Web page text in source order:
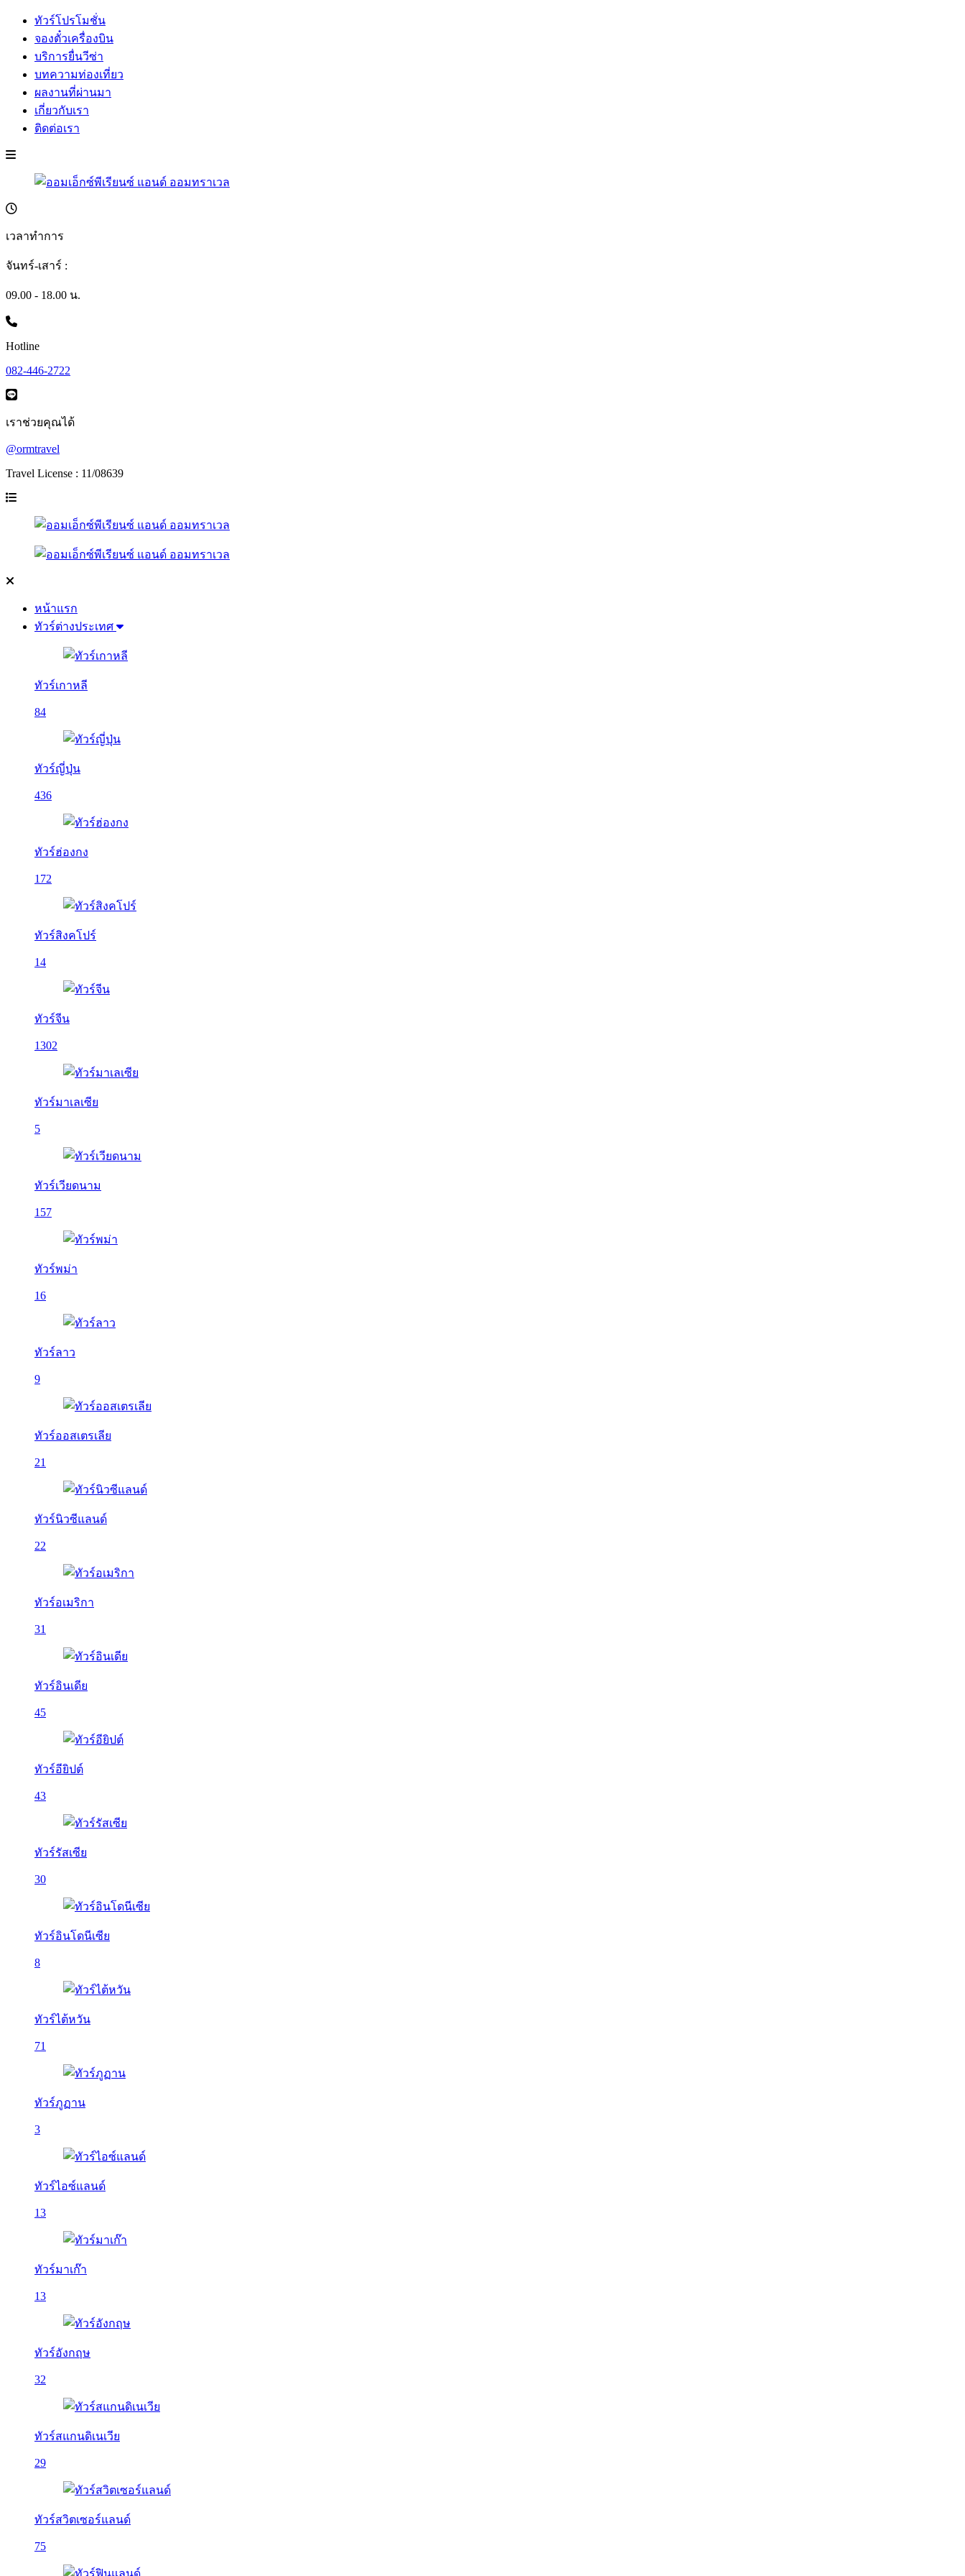
ทัวร์โปรโมชั่น
จองตั๋วเครื่องบิน
บริการยื่นวีซ่า
บทความท่องเที่ยว
ผลงานที่ผ่านมา
เกี่ยวกับเรา
ติดต่อเรา
เวลาทำการ
จันทร์-เสาร์ :
09.00 - 18.00 น.
Hotline
082-446-2722
เราช่วยคุณได้
@ormtravel
Travel License : 11/08639
หน้าแรก
ทัวร์ต่างประเทศ
ทัวร์เกาหลี
84
ทัวร์ญี่ปุ่น
436
ทัวร์ฮ่องกง
172
ทัวร์สิงคโปร์
14
ทัวร์จีน
1302
ทัวร์มาเลเซีย
5
ทัวร์เวียดนาม
157
ทัวร์พม่า
16
ทัวร์ลาว
9
ทัวร์ออสเตรเลีย
21
ทัวร์นิวซีแลนด์
22
ทัวร์อเมริกา
31
ทัวร์อินเดีย
45
ทัวร์อียิปต์
43
ทัวร์รัสเซีย
30
ทัวร์อินโดนีเซีย
8
ทัวร์ไต้หวัน
71
ทัวร์ภูฏาน
3
ทัวร์ไอซ์แลนด์
13
ทัวร์มาเก๊า
13
ทัวร์อังกฤษ
32
ทัวร์สแกนดิเนเวีย
29
ทัวร์สวิตเซอร์แลนด์
75